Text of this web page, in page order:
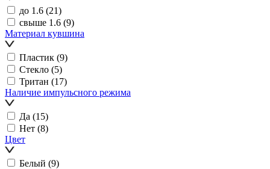
до 1.6 (21)
свыше 1.6 (9)
Материал кувшина
Пластик (9)
Стекло (5)
Тритан (17)
Наличие импульсного режима
Да (15)
Нет (8)
Цвет
Белый (9)